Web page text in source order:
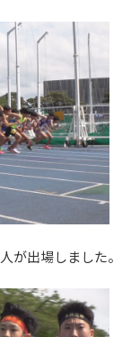
が出場しました。